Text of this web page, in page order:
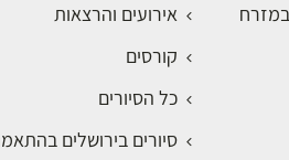
אירועים והרצאות
קורסים
כל הסיורים
סיורים בירושלים